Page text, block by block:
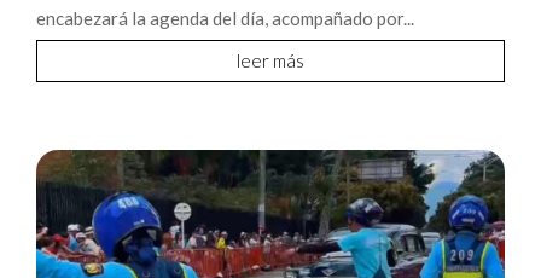
encabezará la agenda del día, acompañado por...
leer más